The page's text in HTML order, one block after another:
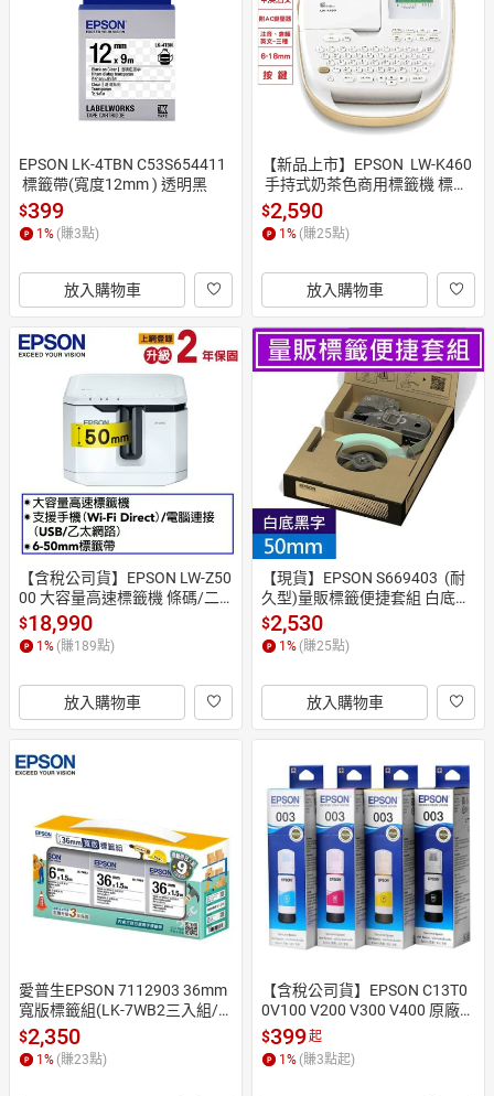
EPSON LK-4TBN C53S654411
標籤帶(寬度12mm ) 透明黑
$399
1% (賺3點)
放入購物車
【新品上市】EPSON  LW-K460
手持式奶茶色商用標籤機 標籤
印表機
$2,590
1% (賺25點)
放入購物車
【含稅公司貨】EPSON LW-Z50
00 大容量高速標籤機 條碼/二
維碼列印 另有LW-600P
$18,990
1 % (賺189點)
放入購物車
【現貨】EPSON S669403  (耐
久型)量販標籤便捷套組 白底黑
字 50mm 適用LW-Z5000
$2,530
1 % (賺25點)
放入購物車
愛普生EPSON 7112903 36mm
寬版標籤組(LK-7WB2三入組/
寬度36mm) LW-Z900
$2,350
1% (賺23點)
【含稅公司貨】EPSON C13T0
0V100 V200 V300 V400 原廠盒
裝四色墨水罐 L3110 L3150
$399起
1% (賺3點起)